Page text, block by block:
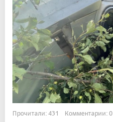
Прочитали: 431 Комментарии: 0